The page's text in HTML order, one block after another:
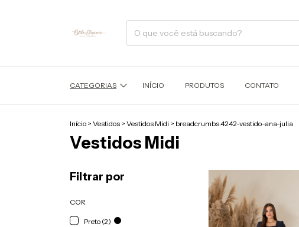
CATEGORIAS INÍCIO PRODUTOS CONTATO
Início > Vestidos > Vestidos Midi > breadcrumbs.4242-vestido-ana-julia
Vestidos Midi
Filtrar por
COR
Preto (2)